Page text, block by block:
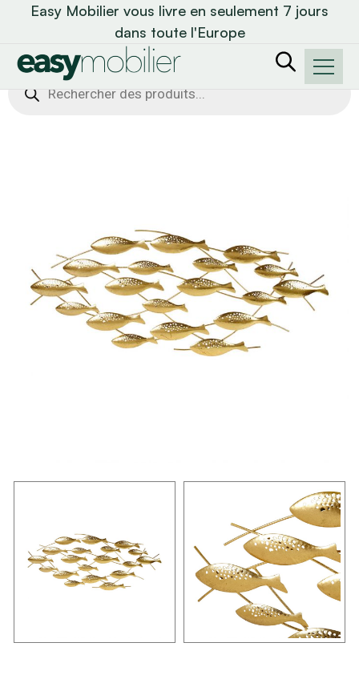
Easy Mobilier vous livre en seulement 7 jours
dans toute l'Europe
Recherche
de